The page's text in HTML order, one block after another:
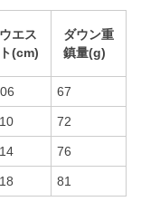
ウエス
ト(cm)
ダウン重
鎮量(g)
67
72
76
81